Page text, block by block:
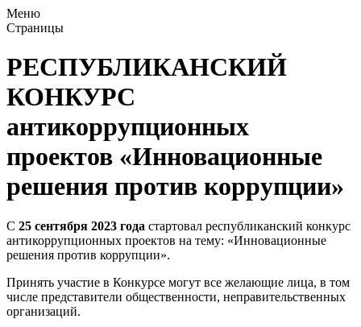
Меню
Страницы
РЕСПУБЛИКАНСКИЙ
КОНКУРС
антикоррупционных
проектов «Инновационные
решения против коррупции»
С 25 сентября 2023 года стартовал республиканский конкурс
антикоррупционных проектов на тему: «Инновационные
решения против коррупции».
Принять участие в Конкурсе могут все желающие лица, в том
числе представители общественности, неправительственных
организаций.